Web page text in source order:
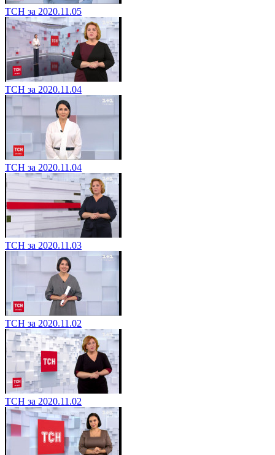
ТСН за 2020.11.05
ТСН за 2020.11.04
ТСН за 2020.11.04
ТСН за 2020.11.03
ТСН за 2020.11.02
ТСН за 2020.11.02